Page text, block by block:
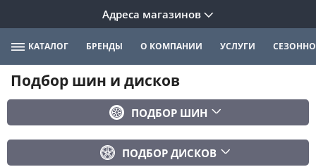
Адреса магазинов
КАТАЛОГ БРЕНДЫ О КОМПАНИИ УСЛУГИ
Подбор шин и дисков
ПОДБОР ШИН
ПОДБОР ДИСКОВ